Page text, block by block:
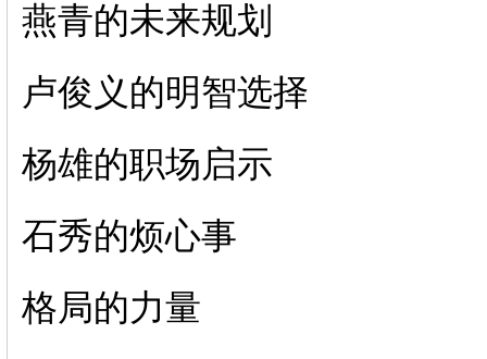
燕青的未来规划
卢俊义的明智选择
杨雄的职场启示
石秀的烦心事
格局的力量